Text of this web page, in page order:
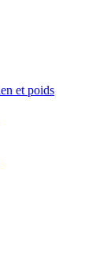
et poids